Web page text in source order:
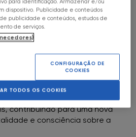
Crúzio Miranda, vamos falar
pode ser uma ferramenta
a imunidade, desde a infância
pensado para pais,
criar crianças mais fortes,
contribuindo para uma nova
e consciência sobre a
para identificação. Armazenar e/ou
dispositivo. Publicidade e conteúdos
publicidade e conteúdos, estudos de
de serviços.
CONFIGURAÇÃO DE
COOKIES
TODOS OS COOKIES